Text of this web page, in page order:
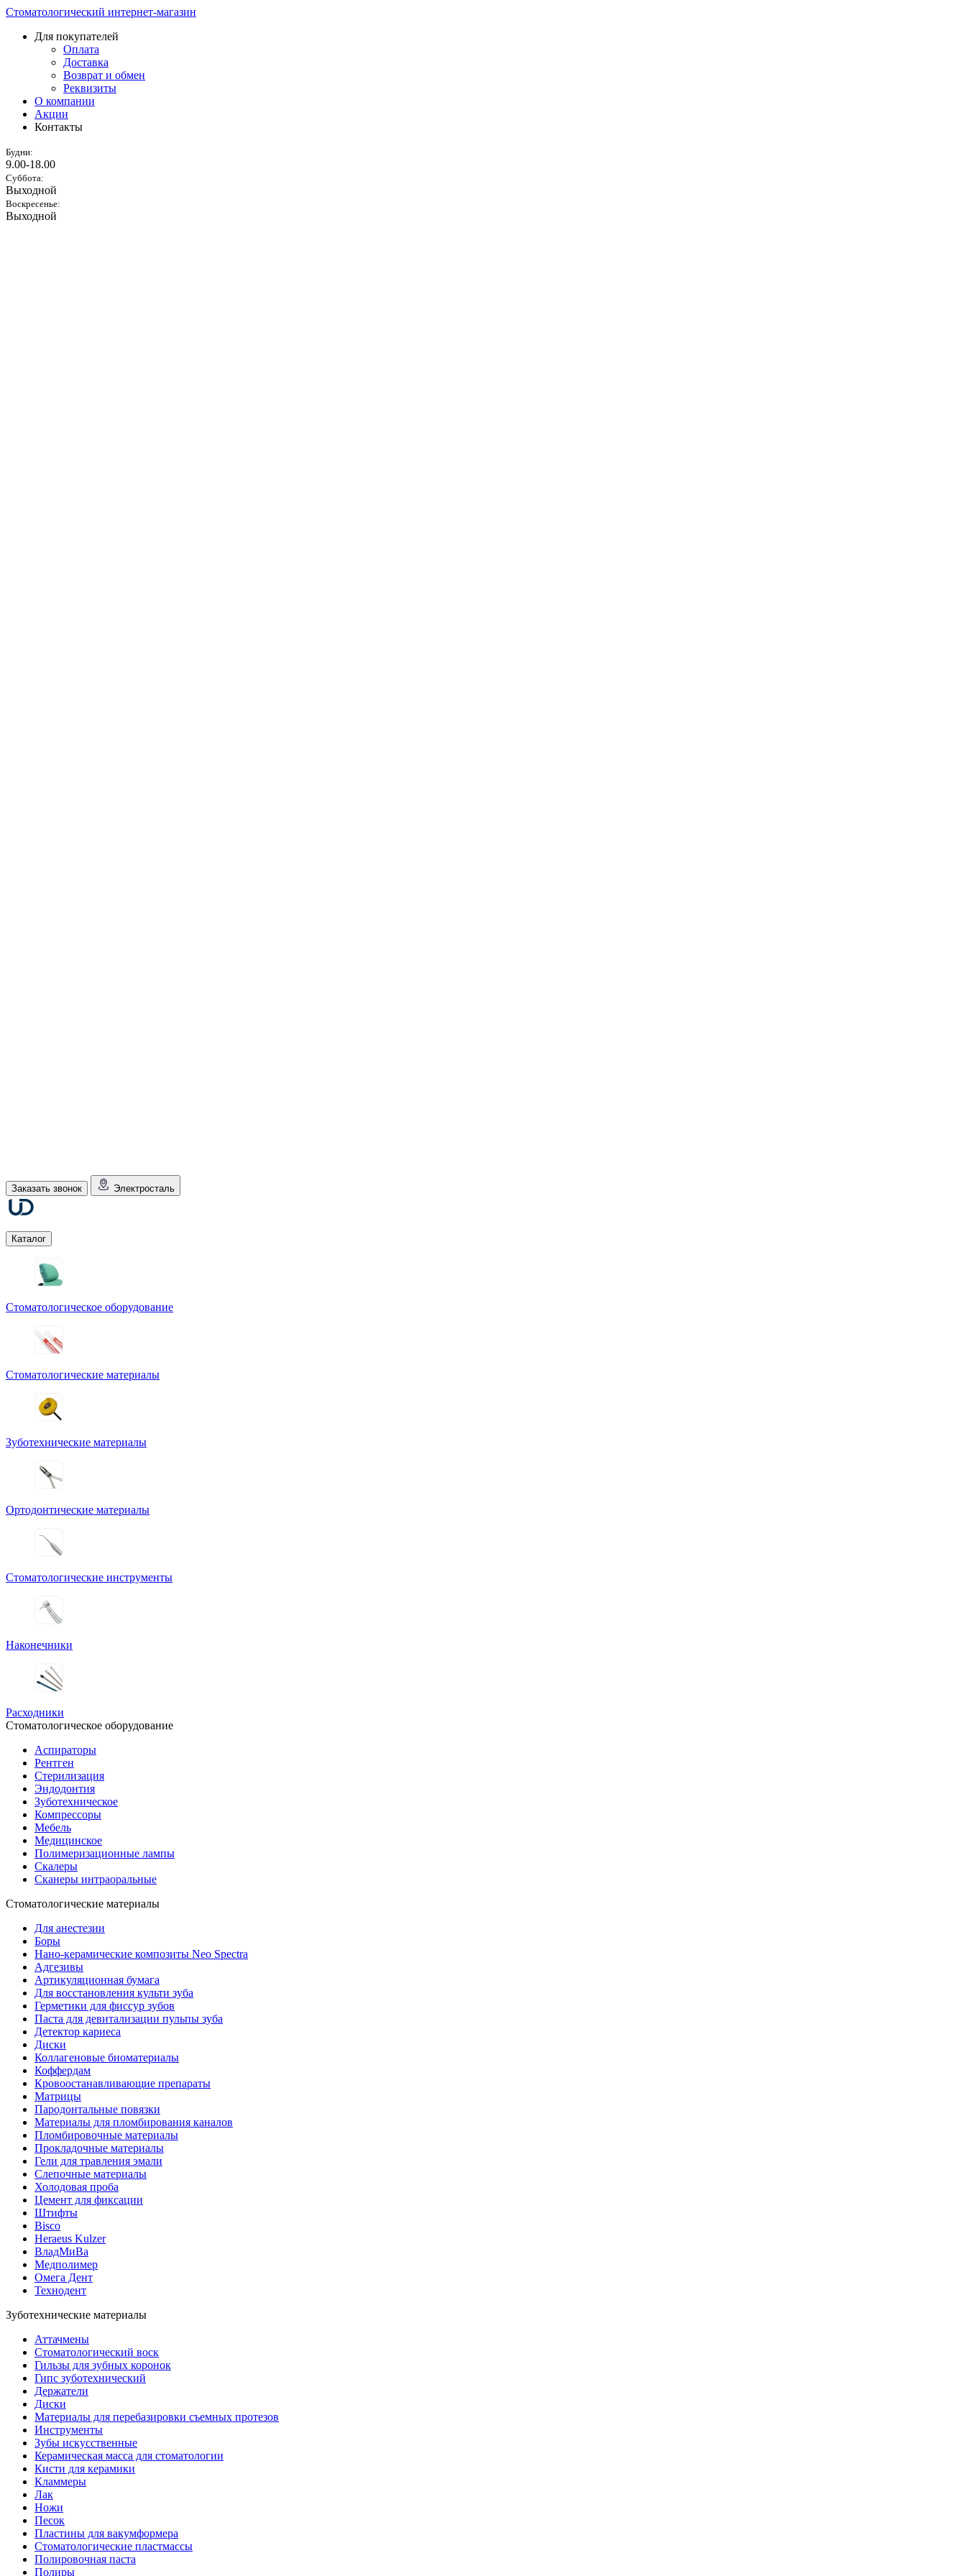
Стоматологический интернет-магазин
Для покупателей
Оплата
Доставка
Возврат и обмен
Реквизиты
О компании
Акции
Контакты
Будни:
9.00-18.00
Суббота:
Выходной
Воскресенье:
Выходной
Заказать звонок Электросталь
Каталог
Стоматологическое оборудование
Стоматологические материалы
Зуботехнические материалы
Ортодонтические материалы
Стоматологические инструменты
Наконечники
Расходники
Стоматологическое оборудование
Аспираторы
Рентген
Стерилизация
Эндодонтия
Зуботехническое
Компрессоры
Мебель
Медицинское
Полимеризационные лампы
Скалеры
Сканеры интраоральные
Стоматологические материалы
Для анестезии
Боры
Нано-керамические композиты Neo Spectra
Адгезивы
Артикуляционная бумага
Для восстановления культи зуба
Герметики для фиссур зубов
Паста для девитализации пульпы зуба
Детектор кариеса
Диски
Коллагеновые биоматериалы
Коффердам
Кровоостанавливающие препараты
Матрицы
Пародонтальные повязки
Материалы для пломбирования каналов
Пломбировочные материалы
Прокладочные материалы
Гели для травления эмали
Слепочные материалы
Холодовая проба
Цемент для фиксации
Штифты
Bisco
Heraeus Kulzer
ВладМиВа
Медполимер
Омега Дент
Технодент
Зуботехнические материалы
Аттачмены
Стоматологический воск
Гильзы для зубных коронок
Гипс зуботехнический
Держатели
Диски
Материалы для перебазировки съемных протезов
Инструменты
Зубы искусственные
Керамическая масса для стоматологии
Кисти для керамики
Кламмеры
Лак
Ножи
Песок
Пластины для вакумформера
Стоматологические пластмассы
Полировочная паста
Полиры